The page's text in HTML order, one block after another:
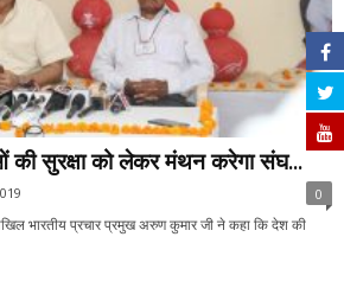
सुरक्षा को लेकर मंथन करेगा संघ...
0
भारतीय प्रचार प्रमुख अरुण कुमार जी ने कहा कि देश की